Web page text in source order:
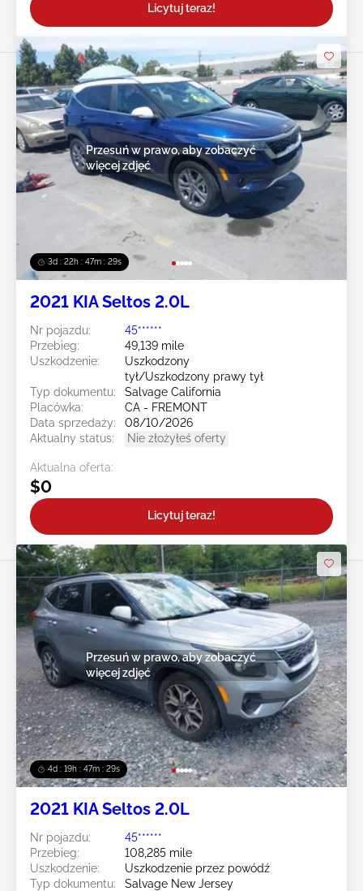
Licytuj teraz!
3d : 22h : 47m : 27s
Przesuń w prawo, aby zobaczyć
więcej zdjęć
2021 KIA Seltos 2.0L
Nr pojazdu:
45******
Przebieg:
49,139 mile
Uszkodzenie:
Uszkodzony
tył/Uszkodzony prawy tył
Typ dokumentu:
Salvage California
Placówka:
CA - FREMONT
Data sprzedaży:
08/10/2026
Aktualny status:
Nie złożyłeś oferty
Aktualna oferta:
$0
Licytuj teraz!
4d : 19h : 47m : 27s
Przesuń w prawo, aby zobaczyć
więcej zdjęć
2021 KIA Seltos 2.0L
Nr pojazdu:
45******
Przebieg:
108,285 mile
Uszkodzenie:
Uszkodzenie przez powódź
Typ dokumentu:
Salvage New Jersey